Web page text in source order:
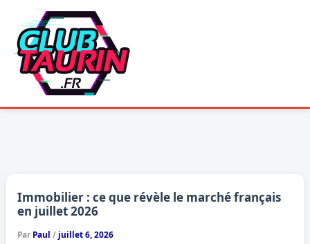
contenu
Immobilier : ce que révèle le marché français
en juillet 2026
Par Paul / juillet 6, 2026